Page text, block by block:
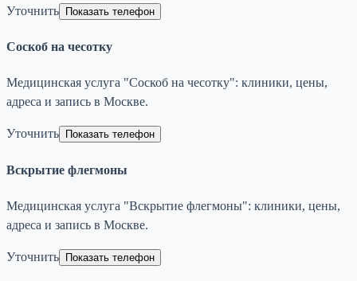
Уточнить Показать телефон
Соскоб на чесотку
Медицинская услуга "Соскоб на чесотку": клиники, цены,
адреса и запись в Москве.
Уточнить Показать телефон
Вскрытие флегмоны
Медицинская услуга "Вскрытие флегмоны": клиники, цены,
адреса и запись в Москве.
Уточнить Показать телефон